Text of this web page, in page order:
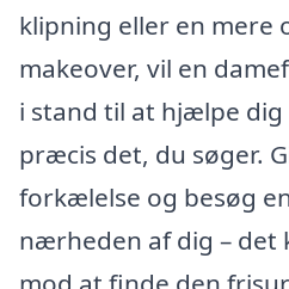
klipning eller en mere
makeover, vil en
i stand til at hjælpe
præcis det, du søger.
forkælelse og besøg
nærheden af dig – det